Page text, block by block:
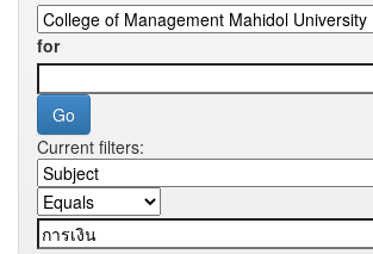
for
Current filters: